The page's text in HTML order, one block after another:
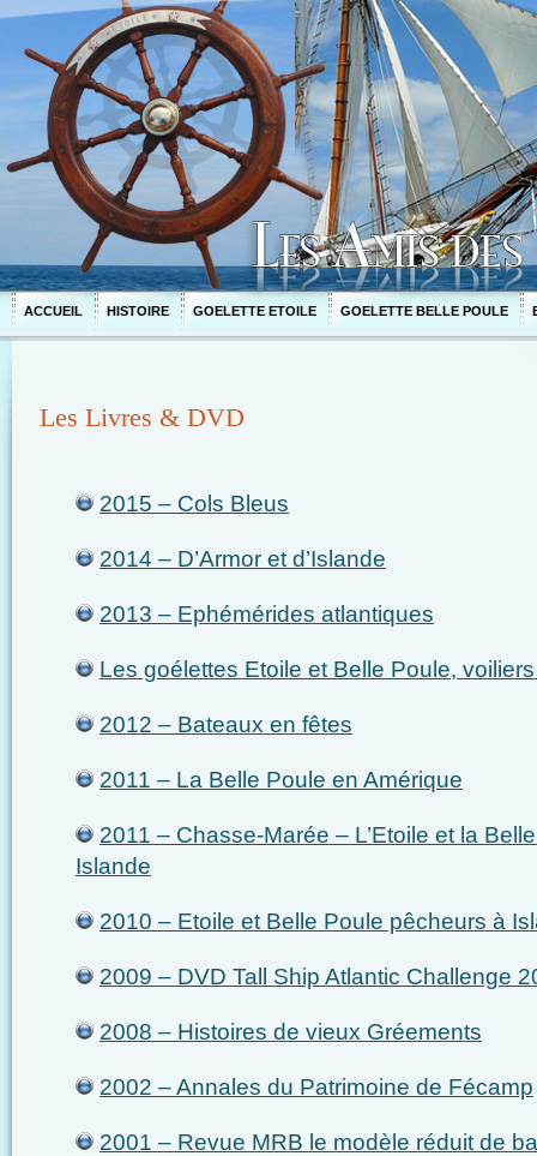
ACCUEIL HISTOIRE GOELETTE ETOILE GOELETTE BELLE POULE
Les Livres & DVD
2015 – Cols Bleus
2014 – D’Armor et d’Islande
2013 – Ephémérides atlantiques
Les goélettes Etoile et Belle Poule,
2012 – Bateaux en fêtes
2011 – La Belle Poule en Amérique
2011 – Chasse-Marée – L’Etoile et la
Islande
2010 – Etoile et Belle Poule pêcheurs à
2009 – DVD Tall Ship Atlantic Challenge
2008 – Histoires de vieux Gréements
2002 – Annales du Patrimoine de Fécamp
2001 – Revue MRB le modèle réduit de